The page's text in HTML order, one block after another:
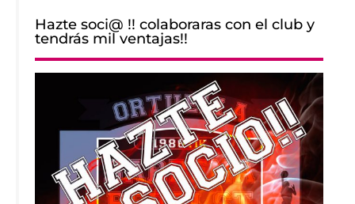
Hazte soci@ !! colaboraras con el club y
tendrás mil ventajas!!